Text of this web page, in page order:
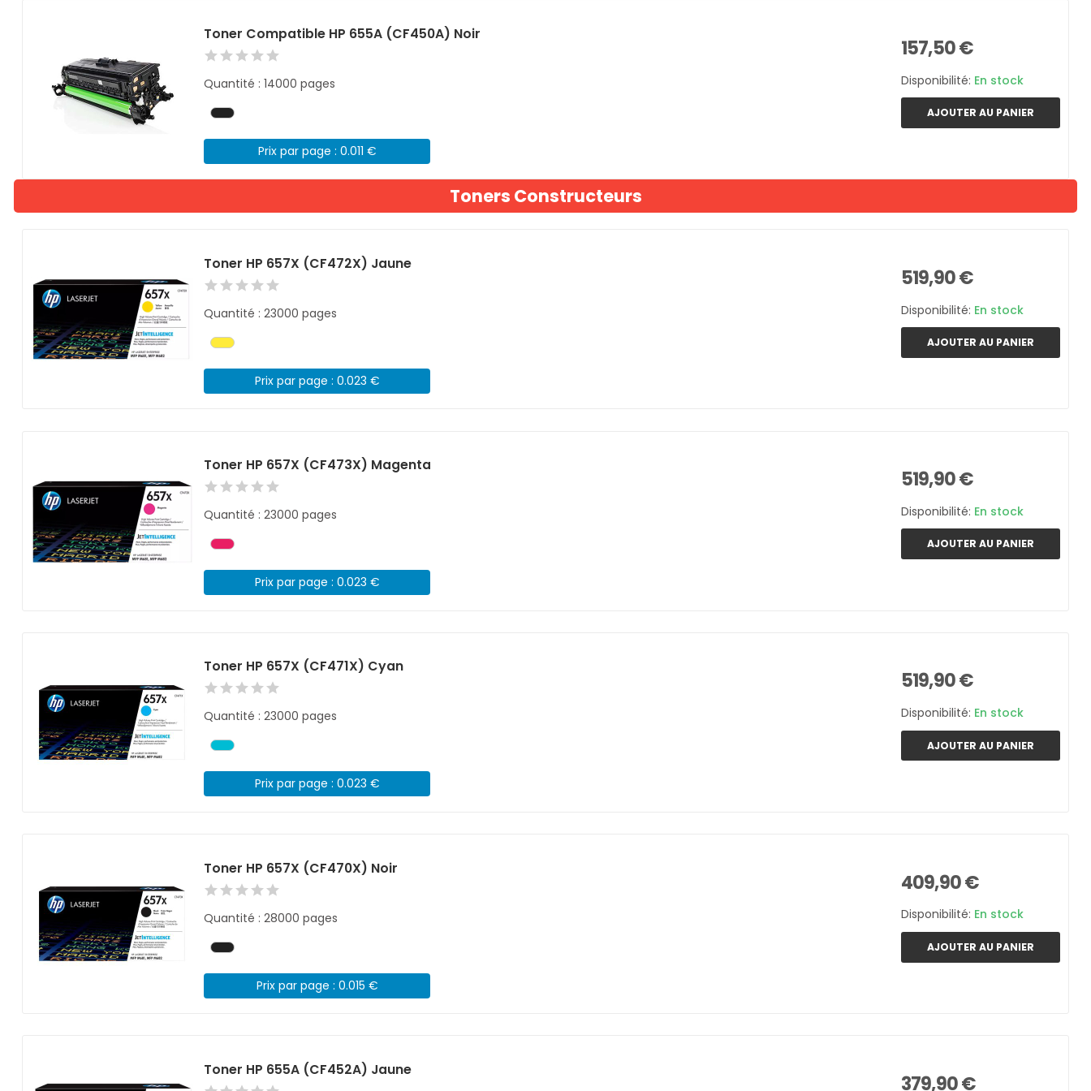
Toner Compatible HP 655A (CF450A) Noir
Quantité : 14000 pages
Prix par page : 0.011 €
157,50 €
Disponibilité: En stock
AJOUTER AU PANIER
Toners Constructeurs
Toner HP 657X (CF472X) Jaune
Quantité : 23000 pages
Prix par page : 0.023 €
519,90 €
Disponibilité: En stock
AJOUTER AU PANIER
Toner HP 657X (CF473X) Magenta
Quantité : 23000 pages
Prix par page : 0.023 €
519,90 €
Disponibilité: En stock
AJOUTER AU PANIER
Toner HP 657X (CF471X) Cyan
Quantité : 23000 pages
Prix par page : 0.023 €
519,90 €
Disponibilité: En stock
AJOUTER AU PANIER
Toner HP 657X (CF470X) Noir
Quantité : 28000 pages
Prix par page : 0.015 €
409,90 €
Disponibilité: En stock
AJOUTER AU PANIER
Toner HP 655A (CF452A) Jaune
379,90 €